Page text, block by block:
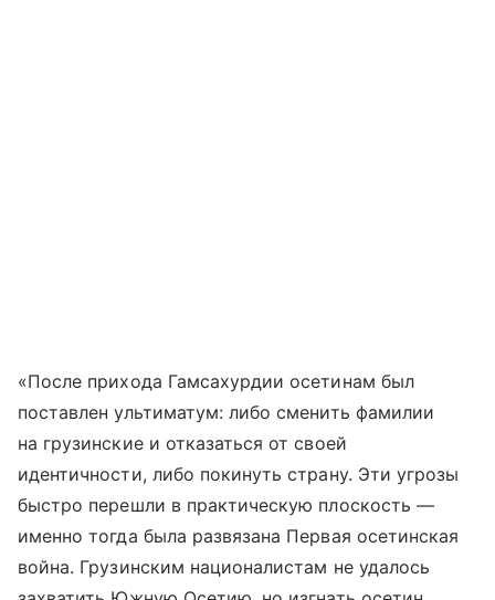
«После прихода Гамсахурдии осетинам был
поставлен ультиматум: либо сменить фамилии
на грузинские и отказаться от своей
идентичности, либо покинуть страну. Эти угрозы
быстро перешли в практическую плоскость —
именно тогда была развязана Первая осетинская
война. Грузинским националистам не удалось